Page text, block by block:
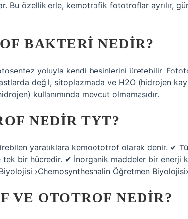
Bu özelliklerle, kemotrofik fototroflar ayrılır,
BAKTERI NEDIR?
yoluyla kendi besinlerini üretebilir.
değil, sitoplazmada ve H2O (hidrojen
kullanımında mevcut olmamasıdır.
NEDIR TYT?
yaratıklara kemoototrof olarak denir. ✔
bir hücredir. ✔ İnorganik maddeler bir enerji
›Chemosyntheshalin Öğretmen
VE OTOTROF NEDIR?